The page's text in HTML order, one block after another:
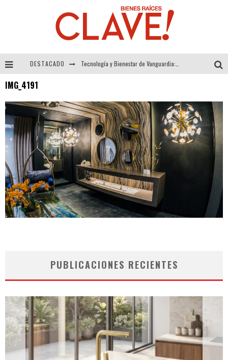
DESTACADO
Alexandra Bedoya – La Constancia detrás de La Paletería
El Despertar de la Calidez: Acabados Dorados de FV para Elevar tu Espacio
IMG_4191
PUBLICACIONES RECIENTES